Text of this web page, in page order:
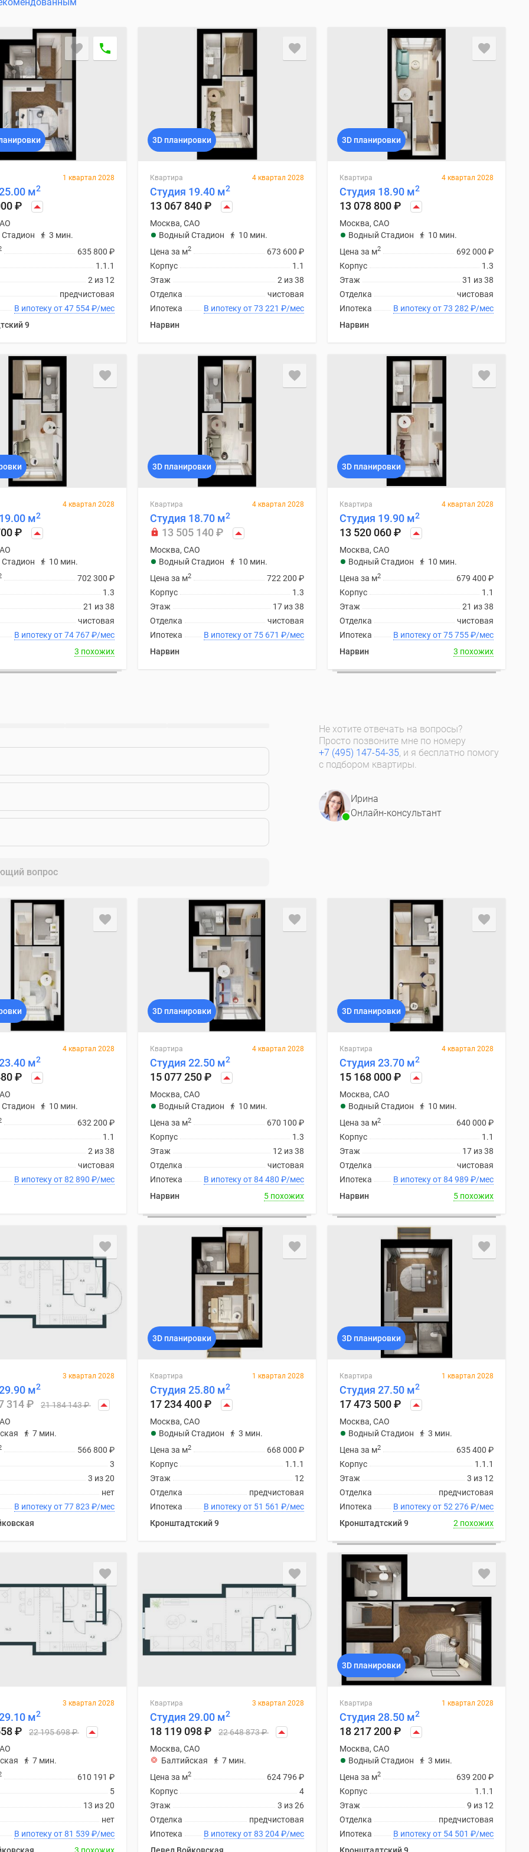
1 квартал 2028
м2
₽
3 мин.
635 800 ₽
1.1.1
2 из 12
предчистовая
В ипотеку от 47 554₽/мес
9
3D планировки
Квартира 4 квартал 2028
Студия 19.40 м2
13 067 840₽
Москва, САО
Водный Стадион
10 мин.
673 600 ₽
Цена за м2
1.1
Корпус
2 из 38
Этаж
чистовая
Отделка
В ипотеку от 73 221 ₽/мес
Ипотека
Нарвин
3D планировки
Квартира 4 квартал 2028
Студия 18.90 м2
13 078 800₽
Москва, САО
Водный Стадион
10 мин.
692 000 ₽
Цена за м2
1.3
Корпус
31 из 38
Этаж
чистовая
Отделка
В ипотеку от 73 282 ₽/мес
Ипотека
Нарвин
4 квартал 2028
м2
₽
10 мин.
702 300 ₽
1.3
21 из 38
чистовая
В ипотеку от 74 767₽/мес
3 похожих
3D планировки
Квартира 4 квартал 2028
Студия 18.70 м2
13 505 140₽
Москва, САО
Водный Стадион
10 мин.
722 200 ₽
Цена за м2
1.3
Корпус
17 из 38
Этаж
чистовая
Отделка
В ипотеку от 75 671 ₽/мес
Ипотека
Нарвин
3D планировки
Квартира 4 квартал 2028
Студия 19.90 м2
13 520 060₽
Москва, САО
Водный Стадион
10 мин.
679 400 ₽
Цена за м2
1.1
Корпус
21 из 38
Этаж
чистовая
Отделка
В ипотеку от 75 755₽/мес
Ипотека
Нарвин
3 похожих
вопрос
Не хотите отвечать на вопросы?
Просто позвоните мне по номеру
+7 (495) 147-54-35, и я бесплатно помогу
с подбором квартиры.
Ирина
Онлайн-консультант
4 квартал 2028
м2
₽
10 мин.
632 200 ₽
1.1
2 из 38
чистовая
В ипотеку от 82 890 ₽/мес
3D планировки
Квартира 4 квартал 2028
Студия 22.50 м2
15 077 250₽
Москва, САО
Водный Стадион
10 мин.
670 100 ₽
Цена за м2
1.3
Корпус
12 из 38
Этаж
чистовая
Отделка
В ипотеку от 84 480 ₽/мес
Ипотека
Нарвин
5 похожих
3D планировки
Квартира 4 квартал 2028
Студия 23.70 м2
15 168 000₽
Москва, САО
Водный Стадион
10 мин.
640 000 ₽
Цена за м2
1.1
Корпус
17 из 38
Этаж
чистовая
Отделка
В ипотеку от 84 989 ₽/мес
Ипотека
Нарвин
5 похожих
3 квартал 2028
м2
314₽ 21 184 143₽
7 мин.
566 800 ₽
3
3 из 20
нет
В ипотеку от 77 823 ₽/мес
3D планировки
Квартира 1 квартал 2028
Студия 25.80 м2
17 234 400₽
Москва, САО
Водный Стадион
3 мин.
668 000 ₽
Цена за м2
1.1.1
Корпус
12
Этаж
предчистовая
Отделка
В ипотеку от 51 561 ₽/мес
Ипотека
Кронштадтский 9
3D планировки
Квартира 1 квартал 2028
Студия 27.50 м2
17 473 500₽
Москва, САО
Водный Стадион
3 мин.
635 400 ₽
Цена за м2
1.1.1
Корпус
3 из 12
Этаж
предчистовая
Отделка
В ипотеку от 52 276₽/мес
Ипотека
Кронштадтский 9
2 похожих
3 квартал 2028
м2
₽ 22 195 698₽
7 мин.
610 191 ₽
5
13 из 20
нет
В ипотеку от 81 539 ₽/мес
3 похожих
Квартира 3 квартал 2028
Студия 29.00 м2
18 119 098₽ 22 648 873₽
Москва, САО
Балтийская
7 мин.
624 796₽
Цена за м2
4
Корпус
3 из 26
Этаж
предчистовая
Отделка
В ипотеку от 83 204₽/мес
Ипотека
Левел Войковская
3D планировки
Квартира 1 квартал 2028
Студия 28.50 м2
18 217 200₽
Москва, САО
Водный Стадион
3 мин.
639 200 ₽
Цена за м2
1.1.1
Корпус
9 из 12
Этаж
предчистовая
Отделка
В ипотеку от 54 501 ₽/мес
Ипотека
Кронштадтский 9